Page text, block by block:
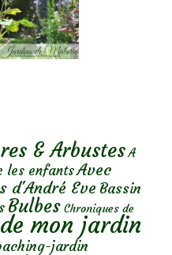
& Arbustes A
les enfantsAvec
d'André Eve Bassin
Bulbes Chroniques de
mon jardin
jardin